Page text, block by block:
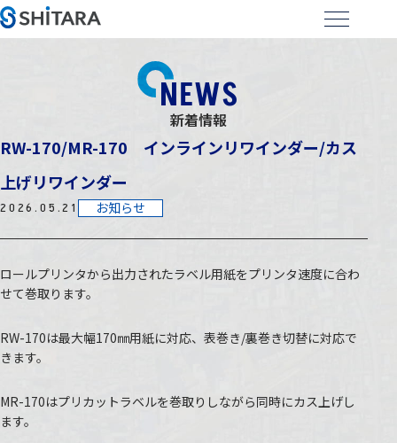
会社紹介
Company
製品紹介
新着情報
採用情報
Recruit
NEWS
新着情報
RW-170/MR-170 インラインリワインダー/カス
上げリワインダー
2026.05.21 お知らせ
ロールプリンタから出力されたラベル用紙をプリンタ速度に合わ
せて巻取ります。
RW-170は最大幅170㎜用紙に対応、表巻き/裏巻き切替に対応で
きます。
MR-170はプリカットラベルを巻取りしながら同時にカス上げし
ます。